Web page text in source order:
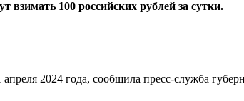
взимать 100 российских рублей за сутки.
2024 года, сообщила пресс-служба